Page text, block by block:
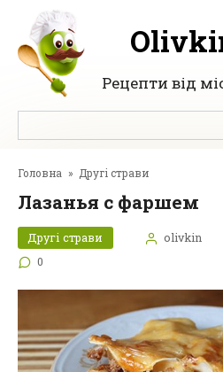
Перейти
вмісту
Рецепти від
Головна » Другі страви
Лазанья с фаршем
Другі страви olivkin
0